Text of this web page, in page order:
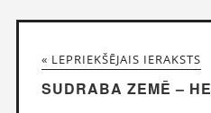
« LEPRIEKŠĒJAIS IERAKSTS
SUDRABA ZEMĒ –